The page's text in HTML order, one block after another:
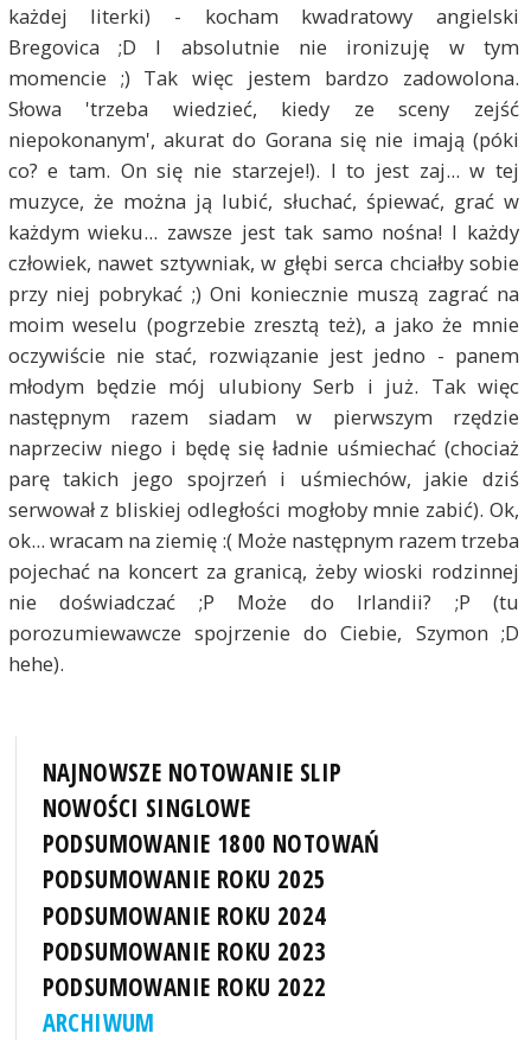
każdej literki) - kocham kwadratowy angielski
Bregovica ;D I absolutnie nie ironizuję w tym
momencie ;) Tak więc jestem bardzo zadowolona.
Słowa 'trzeba wiedzieć, kiedy ze sceny zejść
niepokonanym', akurat do Gorana się nie imają (póki
co? e tam. On się nie starzeje!). I to jest zaj... w tej
muzyce, że można ją lubić, słuchać, śpiewać, grać w
każdym wieku... zawsze jest tak samo nośna! I każdy
człowiek, nawet sztywniak, w głębi serca chciałby sobie
przy niej pobrykać ;) Oni koniecznie muszą zagrać na
moim weselu (pogrzebie zresztą też), a jako że mnie
oczywiście nie stać, rozwiązanie jest jedno - panem
młodym będzie mój ulubiony Serb i już. Tak więc
następnym razem siadam w pierwszym rzędzie
naprzeciw niego i będę się ładnie uśmiechać (chociaż
parę takich jego spojrzeń i uśmiechów, jakie dziś
serwował z bliskiej odległości mogłoby mnie zabić). Ok,
ok... wracam na ziemię :( Może następnym razem trzeba
pojechać na koncert za granicą, żeby wioski rodzinnej
nie doświadczać ;P Może do Irlandii? ;P (tu
porozumiewawcze spojrzenie do Ciebie, Szymon ;D
hehe).
NAJNOWSZE NOTOWANIE SLIP
NOWOŚCI SINGLOWE
PODSUMOWANIE 1800 NOTOWAŃ
PODSUMOWANIE ROKU 2025
PODSUMOWANIE ROKU 2024
PODSUMOWANIE ROKU 2023
PODSUMOWANIE ROKU 2022
ARCHIWUM